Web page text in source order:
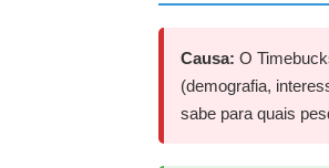
Causa: O
(demografia,
sabe para quais